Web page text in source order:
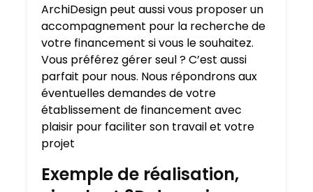
ArchiDesign peut aussi vous proposer un
accompagnement pour la recherche de
votre financement si vous le souhaitez.
Vous préférez gérer seul ? C’est aussi
parfait pour nous. Nous répondrons aux
éventuelles demandes de votre
établissement de financement avec
plaisir pour faciliter son travail et votre
projet
Exemple de réalisation,